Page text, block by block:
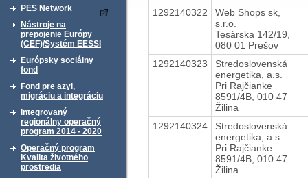
PES Network
Nástroje na
prepojenie Európy
(CEF)/Systém EESSI
Európsky sociálny
fond
Fond pre azyl,
migráciu a integráciu
Integrovaný
regionálny operačný
program 2014 - 2020
Operačný program
Kvalita životného
prostredia
1292140322
Web Shops sk,
s.r.o.
Tesárska 142/19,
080 01 Prešov
1292140323
Stredoslovenská
energetika, a.s.
Pri Rajčianke
8591/4B, 010 47
Žilina
1292140324
Stredoslovenská
energetika, a.s.
Pri Rajčianke
8591/4B, 010 47
Žilina